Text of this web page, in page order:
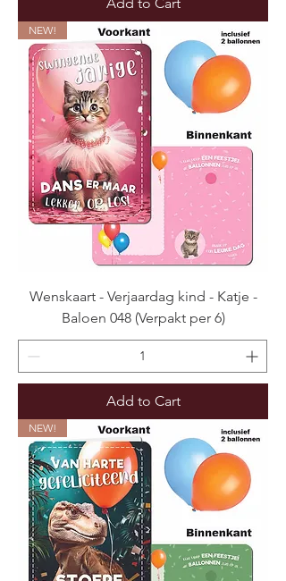
NEW!
Wenskaart - Verjaardag kind - Katje -
Baloen 048 (Verpakt per 6)
Add to Cart
NEW!